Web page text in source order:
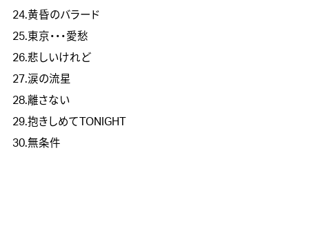
24.黄昏のバラード
25.東京・・・愛愁
26.悲しいけれど
27.涙の流星
28.離さない
29.抱きしめてTONIGHT
30.無条件